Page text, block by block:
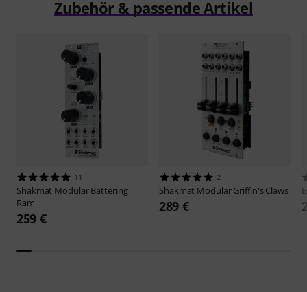
Zubehör & passende Artikel
11
Shakmat ModularBattering
Ram
259 €
2
Shakmat ModularGriffin's Claws
289 €